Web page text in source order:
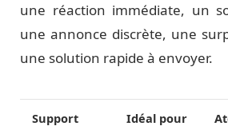
une réaction immédiate, un
une annonce discrète, une
une solution rapide à envoyer.
Support Idéal pour